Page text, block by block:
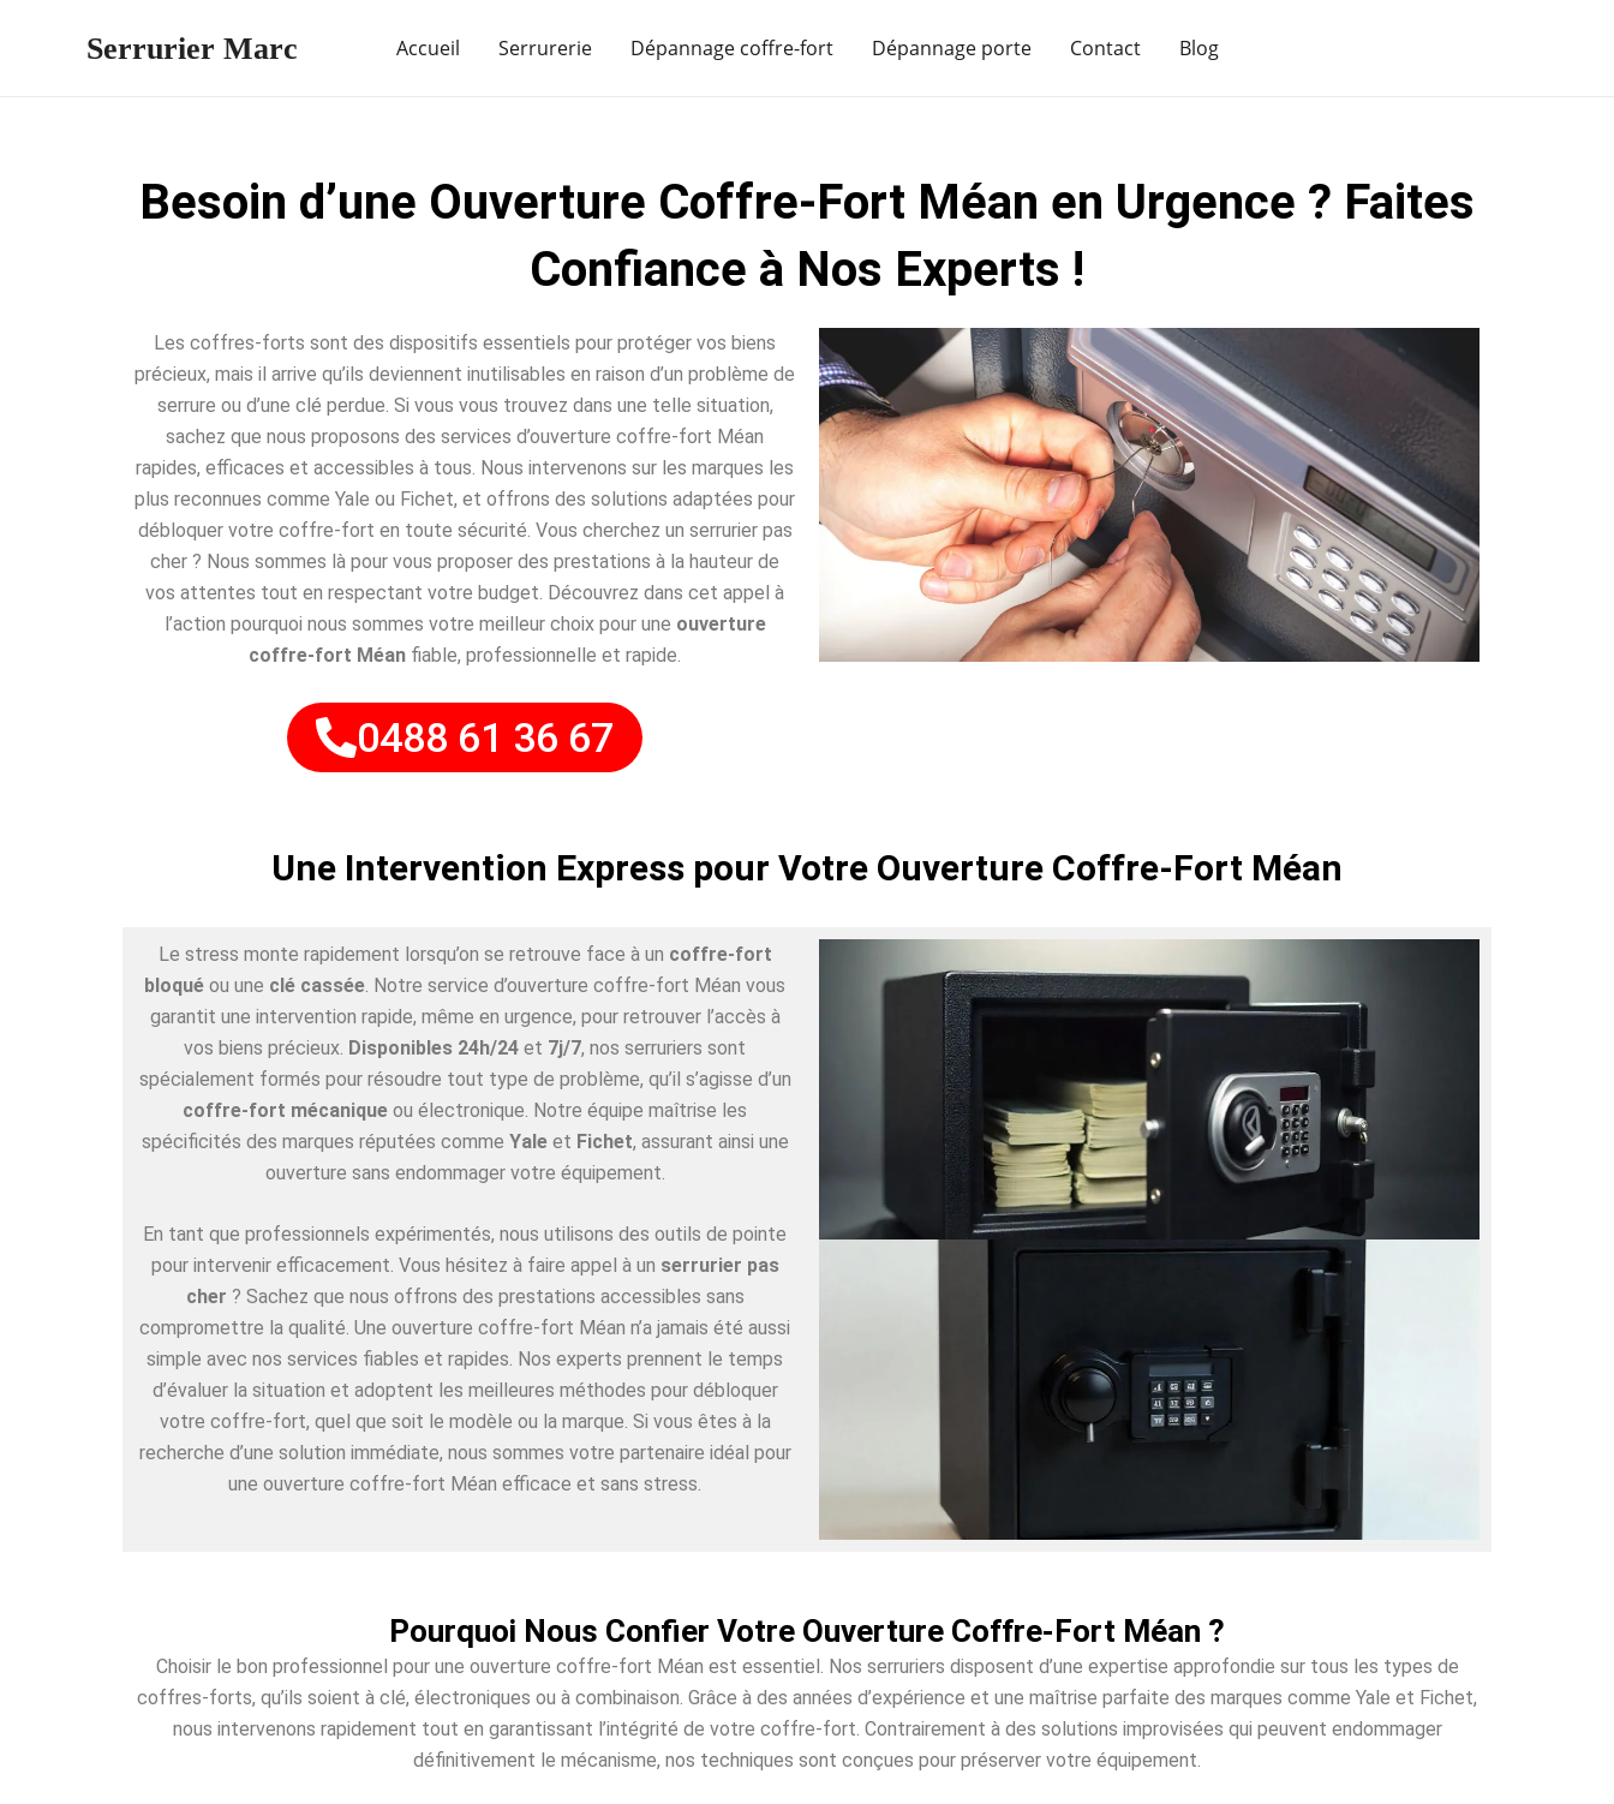
Serrurier Marc Accueil Serrurerie Dépannage coffre-fort Dépannage porte Contact Blog
Besoin d’une Ouverture Coffre-Fort Méan en Urgence ? Faites
Confiance à Nos Experts !
Les coffres-forts sont des dispositifs essentiels pour protéger vos biens
précieux, mais il arrive qu’ils deviennent inutilisables en raison d’un problème de
serrure ou d’une clé perdue. Si vous vous trouvez dans une telle situation,
sachez que nous proposons des services d’ouverture coffre-fort Méan
rapides, efficaces et accessibles à tous. Nous intervenons sur les marques les
plus reconnues comme Yale ou Fichet, et offrons des solutions adaptées pour
débloquer votre coffre-fort en toute sécurité. Vous cherchez un serrurier pas
cher ? Nous sommes là pour vous proposer des prestations à la hauteur de
vos attentes tout en respectant votre budget. Découvrez dans cet appel à
l’action pourquoi nous sommes votre meilleur choix pour une ouverture
coffre-fort Méan fiable, professionnelle et rapide.
0488 61 36 67
Une Intervention Express pour Votre Ouverture Coffre-Fort Méan
Le stress monte rapidement lorsqu’on se retrouve face à un coffre-fort
bloqué ou une clé cassée . Notre service d’ouverture coffre-fort Méan vous
garantit une intervention rapide, même en urgence, pour retrouver l’accès à
vos biens précieux. Disponibles 24h/24 et 7j/7, nos serruriers sont
spécialement formés pour résoudre tout type de problème, qu’il s’agisse d’un
coffre-fort mécanique ou électronique. Notre équipe maîtrise les
spécificités des marques réputées comme Yaleet Fichet, assurant ainsi une
ouverture sans endommager votre équipement.
En tant que professionnels expérimentés, nous utilisons des outils de pointe
pour intervenir efficacement. Vous hésitez à faire appel à un serrurier pas
cher ? Sachez que nous offrons des prestations accessibles sans
compromettre la qualité. Une ouverture coffre-fort Méan n’a jamais été aussi
simple avec nos services fiables et rapides. Nos experts prennent le temps
d’évaluer la situation et adoptent les meilleures méthodes pour débloquer
votre coffre-fort, quel que soit le modèle ou la marque. Si vous êtes à la
recherche d’une solution immédiate, nous sommes votre partenaire idéal pour
une ouverture coffre-fort Méan efficace et sans stress.
Pourquoi Nous Confier Votre Ouverture Coffre-Fort Méan ?
Choisir le bon professionnel pour une ouverture coffre-fort Méan est essentiel. Nos serruriers disposent d’une expertise approfondie sur tous les types de
coffres-forts, qu’ils soient à clé, électroniques ou à combinaison. Grâce à des années d’expérience et une maîtrise parfaite des marques comme Yale et Fichet,
nous intervenons rapidement tout en garantissant l’intégrité de votre coffre-fort. Contrairement à des solutions improvisées qui peuvent endommager
définitivement le mécanisme, nos techniques sont conçues pour préserver votre équipement.